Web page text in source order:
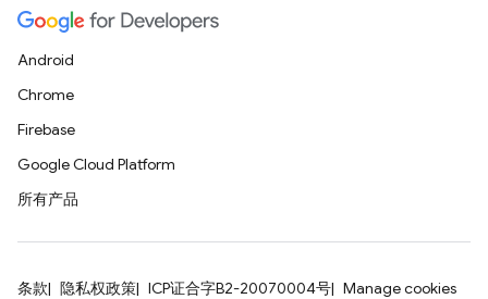
Android
Chrome
Firebase
Google Cloud Platform
所有产品
条款 隐私权政策 ICP证合字B2-20070004号 Manage cookies